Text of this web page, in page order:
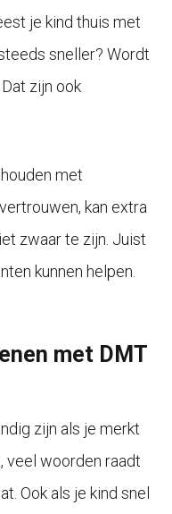
je kind thuis met
sneller? Wordt
zijn ook
met
kan extra
zwaar te zijn. Juist
kunnen helpen.
met DMT
zijn als je merkt
veel woorden raadt
Ook als je kind snel